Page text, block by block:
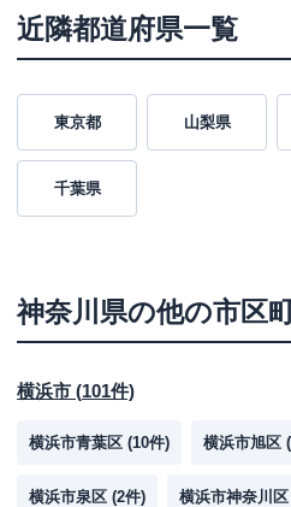
近隣都道府県一覧
東京都 山梨県
千葉県
神奈川県の他の市区
横浜市 (101件)
横浜市青葉区 (10件) 横浜市旭区 (
横浜市泉区 (2件) 横浜市神奈川区